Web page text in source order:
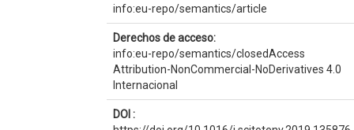
info:eu-repo/semantics/article
Derechos de acceso:
info:eu-repo/semantics/closedAccess
Attribution-NonCommercial-NoDerivatives 4.0
Internacional
DOI :